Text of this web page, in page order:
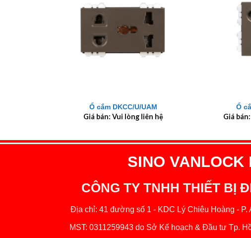
Ổ cắm DKCC/U/UAM
Giá bán: Vui lòng liên hệ
Ổ
Giá
SINO
CÔNG TY TNHH THIẾT BỊ
Địa chỉ: 41 đường số 1 - KDC Lý Chiêu Hoàng - P.
MST: 0311259943 do Sở Kế hoạch & Đầu tư Tp.